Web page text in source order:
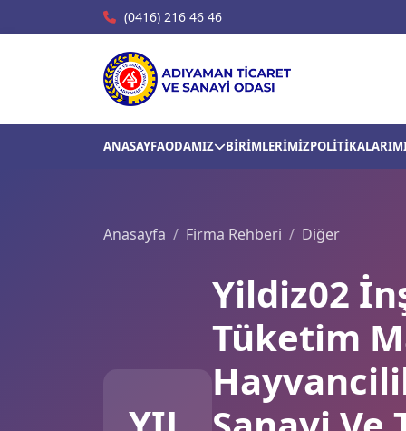
(0416) 216 46 46
ANASAYFAODAMIZ BİRİMLERİMİZ
Anasayfa Firma Rehberi Diğer
Yildiz02
Tüketim